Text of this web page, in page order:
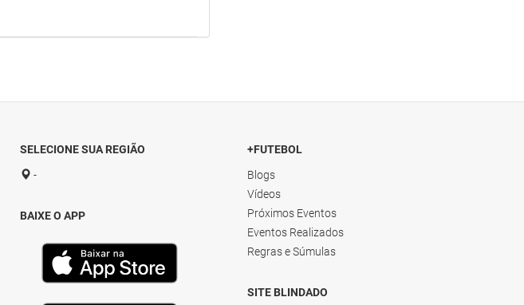
SELECIONE SUA REGIÃO
-
BAIXE O APP
+FUTEBOL
Blogs
Vídeos
Próximos Eventos
Eventos Realizados
Regras e Súmulas
SITE BLINDADO